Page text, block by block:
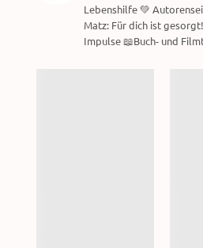
Lebenshilfe 💚
Matz: Für dich ist
Impulse 📖Buch- und